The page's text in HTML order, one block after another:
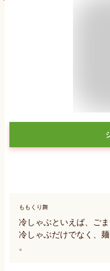
ももくり舞
冷しゃぶといえば、ご
冷しゃぶだけでなく、
。